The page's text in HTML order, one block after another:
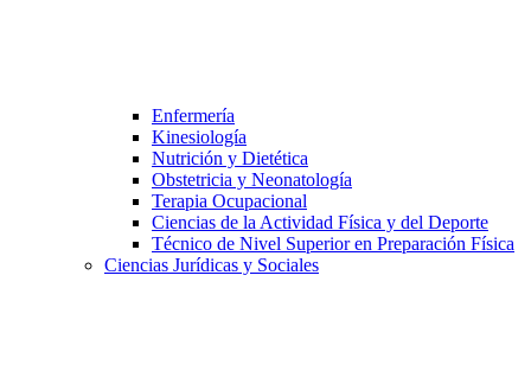
Enfermería
Kinesiología
Nutrición y Dietética
Obstetricia y Neonatología
Terapia Ocupacional
Ciencias de la Actividad Física y del Deporte
Técnico de Nivel Superior en Preparación Física
Ciencias Jurídicas y Sociales